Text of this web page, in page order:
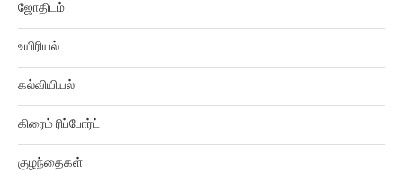
ஜோதிடம்
உயிரியல்
கல்வியியல்
கிரைம் ரிப்போர்ட்
குழந்தைகள்